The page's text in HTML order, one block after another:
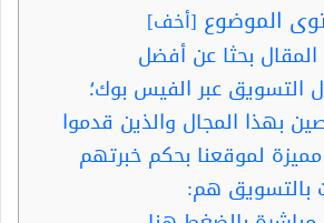
الموضوع [أخف]
بحثا عن أفضل
عبر الفيس بوك؛
بهذا المجال والذين قدموا
لموقعنا بحكم خبرتهم